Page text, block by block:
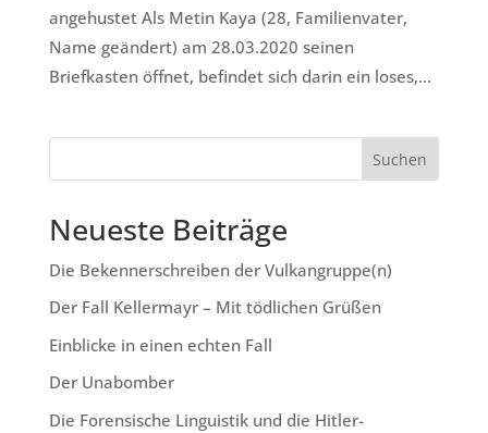
angehustet Als Metin Kaya (28, Familienvater,
Name geändert) am 28.03.2020 seinen
Briefkasten öffnet, befindet sich darin ein loses,...
Neueste Beiträge
Die Bekennerschreiben der Vulkangruppe(n)
Der Fall Kellermayr – Mit tödlichen Grüßen
Einblicke in einen echten Fall
Der Unabomber
Die Forensische Linguistik und die Hitler-